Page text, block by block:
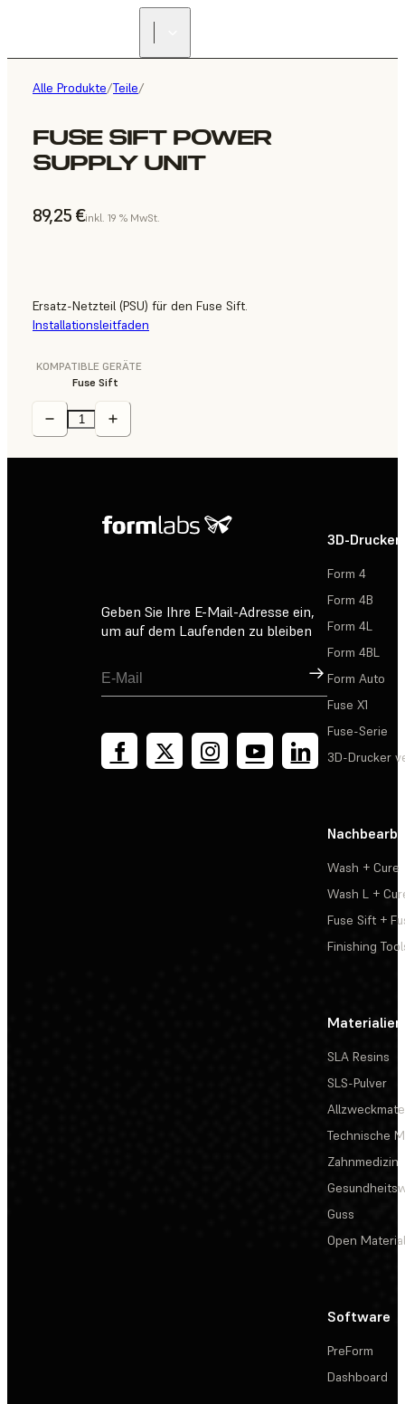
Alle Produkte/Teile/
FUSE SIFT POWER
SUPPLY UNIT
89,25 €inkl. 19 % MwSt.
Ersatz-Netzteil (PSU) für den Fuse Sift.
Installationsleitfaden
KOMPATIBLE GERÄTE
Fuse Sift
Geben Sie Ihre E-Mail-Adresse ein,
um auf dem Laufenden zu bleiben
Registrieren
3D-Drucker
Form 4
Form 4B
Form 4L
Form 4BL
Form Auto
Fuse X1
Fuse-Serie
3D-Drucker
Wash + Cure
Wash L +
Fuse Sift +
Finishing
Materialien
SLA Resins
SLS-Pulver
Technische
Zahnmedizin
Guss
Open
Software
PreForm
Dashboard